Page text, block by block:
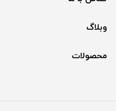
وبلاگ
محصولات